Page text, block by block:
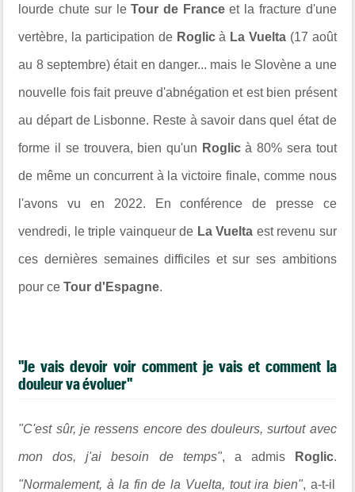
lourde chute sur leTour de Franceet la fracture d'une
vertèbre, la participation de Roglicà La Vuelta (17 août
au 8 septembre) était en danger... mais le Slovène a une
nouvelle fois fait preuve d'abnégation et est bien présent
au départ de Lisbonne. Reste à savoir dans quel état de
forme il se trouvera, bien qu'un Roglicà 80% sera tout
de même un concurrent à la victoire finale, comme nous
l'avons vu en 2022. En conférence de presse ce
vendredi, le triple vainqueur de La Vuelta est revenu sur
ces dernières semaines difficiles et sur ses ambitions
pour ceTour d'Espagne.
"Je vais devoir voir comment je vais et comment la
douleur va évoluer"
"C'est sûr, je ressens encore des douleurs, surtout avec
mon dos, j'ai besoin de temps", a admis Roglic.
"Normalement, à la fin de la Vuelta, tout ira bien", a-t-il